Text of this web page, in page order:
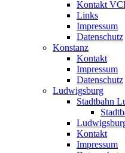
Kontakt
Links
Impressum
Datenschutz
Konstanz
Kontakt
Impressum
Datenschutz
Ludwigsburg
Stadtbahn
Kontakt
Impressum